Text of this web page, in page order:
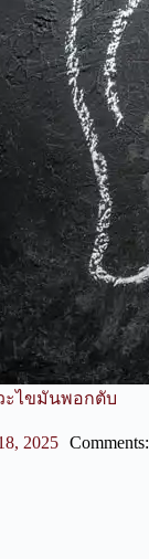
ะไขมันพอกตับ
2025